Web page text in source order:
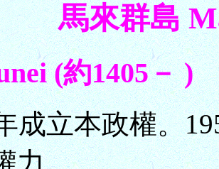
馬來群島
(約1405－ )
成立本政權。
力。